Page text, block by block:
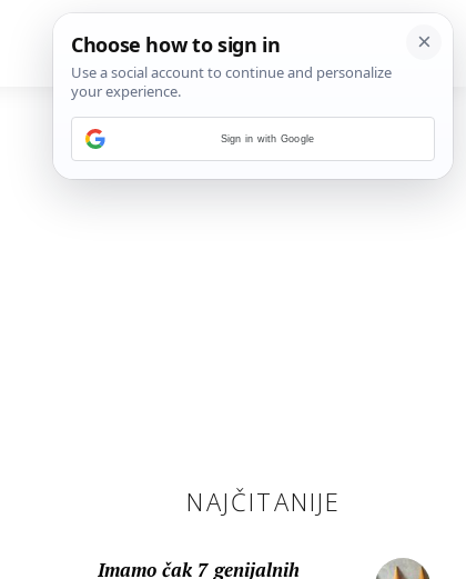
NAJČITANIJE
Imamo čak 7 genijalnih
Sign in with Google